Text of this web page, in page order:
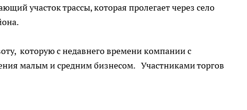
участок трассы, которая пролегает через село
которую с недавнего времени компании с
малым и средним бизнесом. Участниками торгов